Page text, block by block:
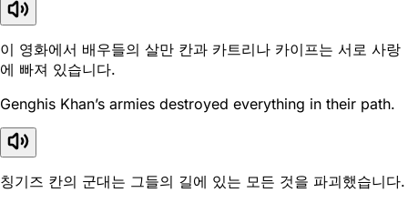
이 영화에서 배우들의 살만 칸과 카트리나 카이프는 서로 사랑
에 빠져 있습니다.
Genghis Khan’s armies destroyed everything in their path.
칭기즈 칸의 군대는 그들의 길에 있는 모든 것을 파괴했습니다.